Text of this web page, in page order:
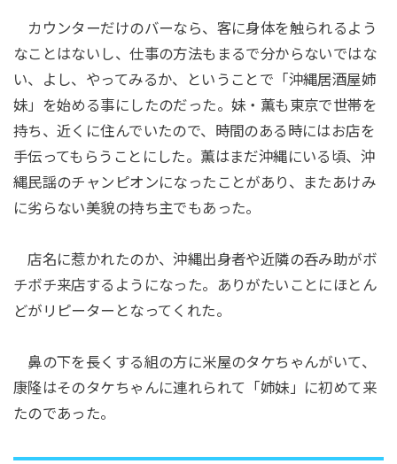
カウンターだけのバーなら、客に身体を触られるよう
なことはないし、仕事の方法もまるで分からないではな
い、よし、やってみるか、ということで「沖縄居酒屋姉
妹」を始める事にしたのだった。妹・薫も東京で世帯を
持ち、近くに住んでいたので、時間のある時にはお店を
手伝ってもらうことにした。薫はまだ沖縄にいる頃、沖
縄民謡のチャンピオンになったことがあり、またあけみ
に劣らない美貌の持ち主でもあった。
店名に惹かれたのか、沖縄出身者や近隣の呑み助がボ
チボチ来店するようになった。ありがたいことにほとん
どがリピーターとなってくれた。
鼻の下を長くする組の方に米屋のタケちゃんがいて、
康隆はそのタケちゃんに連れられて「姉妹」に初めて来
たのであった。